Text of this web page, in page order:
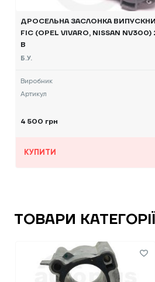
ДРОСЕЛЬНА ЗАСЛОНКА ВИПУСКНИХ
FIC (OPEL VIVARO, NISSAN
В
Б.У.
Виробник
Артикул
4 500 грн
КУПИТИ
ТОВАРИ КАТЕГОРІЇ